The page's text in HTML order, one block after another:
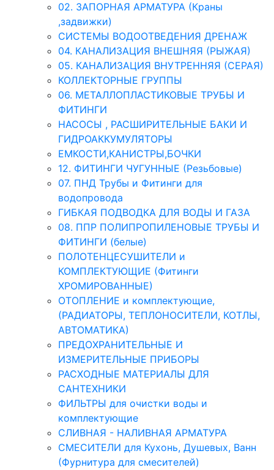
02. ЗАПОРНАЯ АРМАТУРА (Краны
,задвижки)
СИСТЕМЫ ВОДООТВЕДЕНИЯ ДРЕНАЖ
04. КАНАЛИЗАЦИЯ ВНЕШНЯЯ (РЫЖАЯ)
05. КАНАЛИЗАЦИЯ ВНУТРЕННЯЯ (СЕРАЯ)
КОЛЛЕКТОРНЫЕ ГРУППЫ
06. МЕТАЛЛОПЛАСТИКОВЫЕ ТРУБЫ И
ФИТИНГИ
НАСОСЫ , РАСШИРИТЕЛЬНЫЕ БАКИ И
ГИДРОАККУМУЛЯТОРЫ
ЕМКОСТИ,КАНИСТРЫ,БОЧКИ
12. ФИТИНГИ ЧУГУННЫЕ (Резьбовые)
07. ПНД Трубы и Фитинги для
водопровода
ГИБКАЯ ПОДВОДКА ДЛЯ ВОДЫ И ГАЗА
08. ППР ПОЛИПРОПИЛЕНОВЫЕ ТРУБЫ И
ФИТИНГИ (белые)
ПОЛОТЕНЦЕСУШИТЕЛИ и
КОМПЛЕКТУЮЩИЕ (Фитинги
ХРОМИРОВАННЫЕ)
ОТОПЛЕНИЕ и комплектующие,
(РАДИАТОРЫ, ТЕПЛОНОСИТЕЛИ, КОТЛЫ,
АВТОМАТИКА)
ПРЕДОХРАНИТЕЛЬНЫЕ И
ИЗМЕРИТЕЛЬНЫЕ ПРИБОРЫ
РАСХОДНЫЕ МАТЕРИАЛЫ ДЛЯ
САНТЕХНИКИ
ФИЛЬТРЫ для очистки воды и
комплектующие
СЛИВНАЯ - НАЛИВНАЯ АРМАТУРА
СМЕСИТЕЛИ для Кухонь, Душевых, Ванн
(Фурнитура для смесителей)